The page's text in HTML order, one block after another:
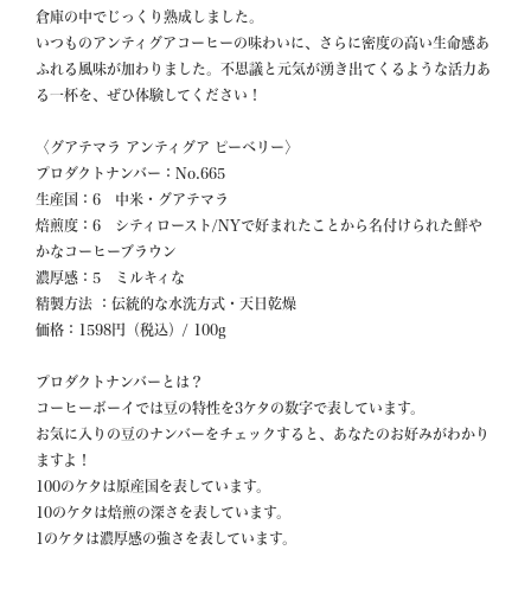
倉庫の中でじっくり熟成しました。
いつものアンティグアコーヒーの味わいに、さらに密度の高い生命感あ
ふれる風味が加わりました。不思議と元気が湧き出てくるような活力あ
る一杯を、ぜひ体験してください！
〈グアテマラ アンティグア ピーベリー〉
プロダクトナンバー：No.665
生産国：6　中米・グアテマラ
焙煎度：6　シティロースト/NYで好まれたことから名付けられた鮮や
かなコーヒーブラウン
濃厚感：5　ミルキィな
精製方法 ：伝統的な水洗方式・天日乾燥
価格：1598円（税込）/ 100g
プロダクトナンバーとは？
コーヒーボーイでは豆の特性を3ケタの数字で表しています。
お気に入りの豆のナンバーをチェックすると、あなたのお好みがわかり
ますよ！
100のケタは原産国を表しています。
10のケタは焙煎の深さを表しています。
1のケタは濃厚感の強さを表しています。